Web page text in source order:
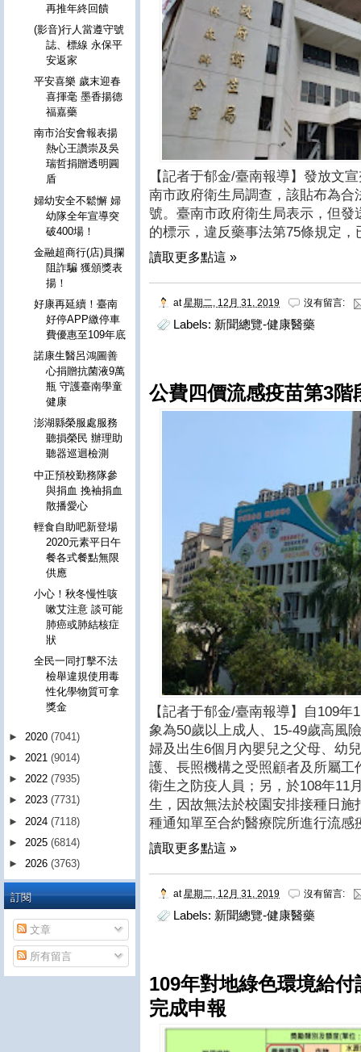
【記者于郁金/臺南報導】發放文
南市政府衛生局調查，該貼布為
號。臺南市政府衛生局表示，但
的標示，違反藥事法第75條規定，
讀取更多點這 »
at星期二, 12月 31, 2019 沒有留言:
Labels: 新聞總覽-健康醫藥
公費四價流感疫苗第3階
【記者于郁金/臺南報導】自109
象為50歲以上成人、15-49歲高風
婦及出生6個月內嬰兒之父母、幼
護、長照機構之受照顧者及所屬
衛生之防疫人員；另，於108年11
生，因故無法於校園安排接種日
種通知單至合約醫療院所進行流感
讀取更多點這 »
at星期二, 12月 31, 2019 沒有留言:
Labels: 新聞總覽-健康醫藥
109年對地綠色環境給
完成申報
再推年終回饋
(影音)行人當遵守號
誌、標線 永保平
安返家
平安喜樂 歲末迎春
喜揮毫 墨香揚德
福嘉藥
南市治安會報表揚
熱心王讚崇及吳
瑞哲捐贈透明圓
盾
婦幼安全不鬆懈 婦
幼隊全年宣導突
破400場！
金融超商行(店)員攔
阻詐騙 獲頒獎表
揚！
好康再延續！臺南
好停APP繳停車
費優惠至109年底
諾康生醫呂鴻圖善
心捐贈抗菌液9萬
瓶 守護臺南學童
健康
澎湖縣榮服處服務
聽損榮民 辦理助
聽器巡迴檢測
中正預校勤務隊參
與捐血 挽袖捐血
散播愛心
輕食自助吧新登場
2020元素平日午
餐各式餐點無限
供應
小心！秋冬慢性咳
嗽艾注意 談可能
肺癌或肺結核症
狀
全民一同打擊不法
檢舉違規使用毒
性化學物質可拿
獎金
► 2020 (7041)
► 2021 (9014)
► 2022 (7935)
► 2023 (7731)
► 2024 (7118)
► 2025 (6814)
► 2026 (3763)
訂閱
文章
所有留言